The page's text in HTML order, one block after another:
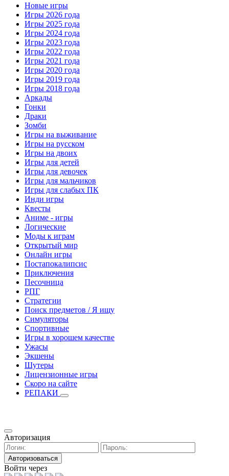
Новые игры
Игры 2026 года
Игры 2025 года
Игры 2024 года
Игры 2023 года
Игры 2022 года
Игры 2021 года
Игры 2020 года
Игры 2019 года
Игры 2018 года
Аркады
Гонки
Драки
Зомби
Игры на выживание
Игры на русском
Игры на двоих
Игры для детей
Игры для девочек
Игры для мальчиков
Игры для слабых ПК
Инди игры
Квесты
Аниме - игры
Логические
Моды к играм
Открытый мир
Онлайн игры
Постапокалипсис
Приключения
Песочница
РПГ
Стратегии
Поиск предметов / Я ищу
Симуляторы
Спортивные
Игры в хорошем качестве
Ужасы
Экшены
Шутеры
Лицензионные игры
Скоро на сайте
РЕПАКИ
Авторизация
Авторизоваться
Войти через